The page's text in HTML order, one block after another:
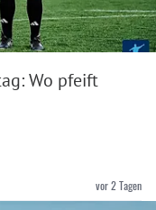
Wo pfeift
vor 2 Tagen